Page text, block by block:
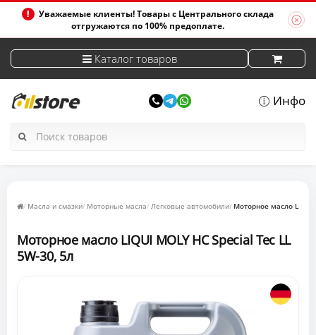
Уважаемые клиенты! Товары с Центрального склада
отгружаются по 100% предоплате.
Каталог товаров
Инфо
Масла и смазки Моторные масла Легковые автомобили Моторное масло LIQUI
Моторное масло LIQUI MOLY НС Special Tec LL
5W-30, 5л